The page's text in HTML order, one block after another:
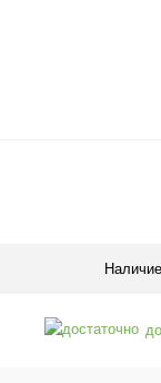
Наличие